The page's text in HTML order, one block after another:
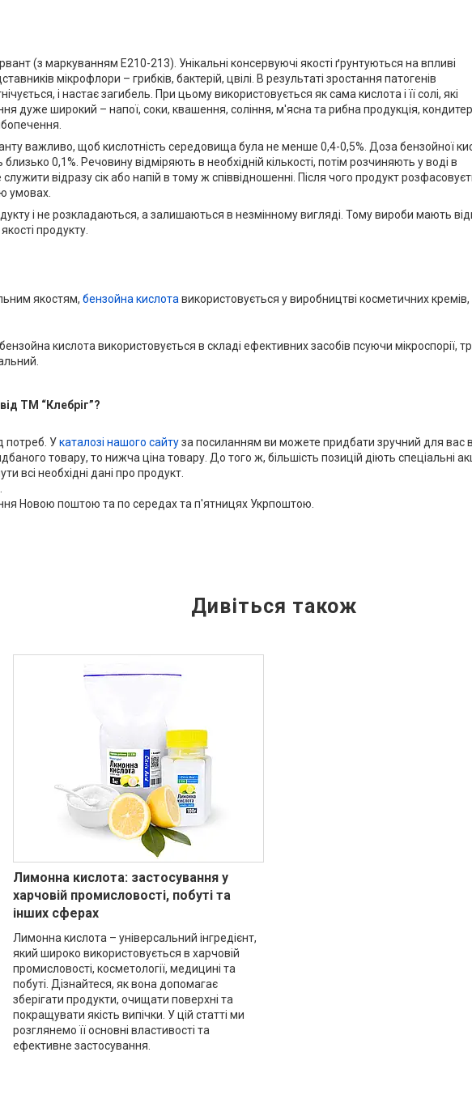
(з маркуванням Е210-213). Унікальні консервуючі якості ґрунтуються на впливі
мікрофлори – грибків, бактерій, цвілі. В результаті зростання патогенів
і настає загибель. При цьому використовується як сама кислота і її солі, які
дуже широкий – напої, соки, квашення, соління, м'ясна та рибна продукція,
важливо, щоб кислотність середовища була не менше 0,4-0,5%. Доза бензойної
0,1%. Речовину відміряють в необхідній кількості, потім розчиняють у воді в
відразу сік або напій в тому ж співвідношенні. Після чого продукт
умовах.
і не розкладаються, а залишаються в незмінному вигляді. Тому вироби мають
продукту.
якостям, бензойна кислота використовується у виробництві косметичних
кислота використовується в складі ефективних засобів псуючи мікроспорії,
ТМ “Клебріг”?
потреб. Укаталозі нашого сайтуза посиланням ви можете придбати зручний для вас
товару, то нижча ціна товару. До того ж, більшість позицій діють спеціальні
всі необхідні дані про продукт.
Новою поштою та по середах та п'ятницях Укрпоштою.
Лимонна кислота: застосування у
харчовій промисловості, побуті та
інших сферах
Лимонна кислота – універсальний інгредієнт,
який широко використовується в харчовій
промисловості, косметології, медицині та
побуті. Дізнайтеся, як вона допомагає
зберігати продукти, очищати поверхні та
покращувати якість випічки. У цій статті ми
розглянемо її основні властивості та
ефективне застосування.